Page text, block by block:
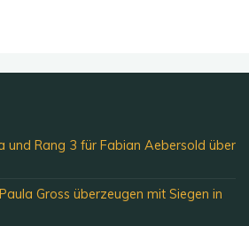
und Rang 3 für Fabian Aebersold über
Gross überzeugen mit Siegen in